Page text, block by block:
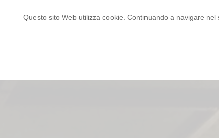
Questo sito Web utilizza cookie. Continuando a navigare